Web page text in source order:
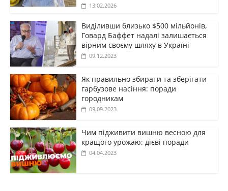
13.02.2026
Виділивши близько $500 мільйонів,
Говард Баффет надалі залишається
вірним своєму шляху в Україні
09.12.2023
Як правильно збирати та зберігати
гарбузове насіння: поради
городникам
09.09.2023
Чим підживити вишню весною для
кращого урожаю: дієві поради
04.04.2023